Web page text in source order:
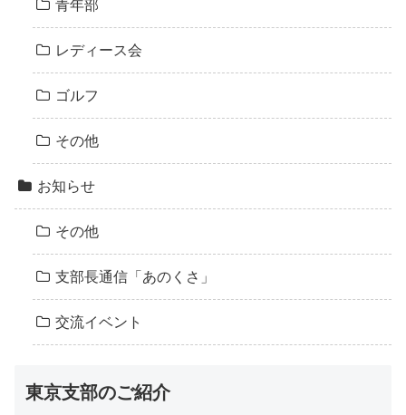
青年部
レディース会
ゴルフ
その他
お知らせ
その他
支部長通信「あのくさ」
交流イベント
東京支部のご紹介